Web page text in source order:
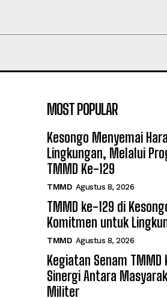
MOST POPULAR
Kesongo Menyemai
Lingkungan, Melalui
TMMD Ke-129
TMMD Agustus 8, 2026
TMMD ke-129 di
Komitmen untuk
TMMD Agustus 8, 2026
Kegiatan Senam TMMD
Sinergi Antara
Militer